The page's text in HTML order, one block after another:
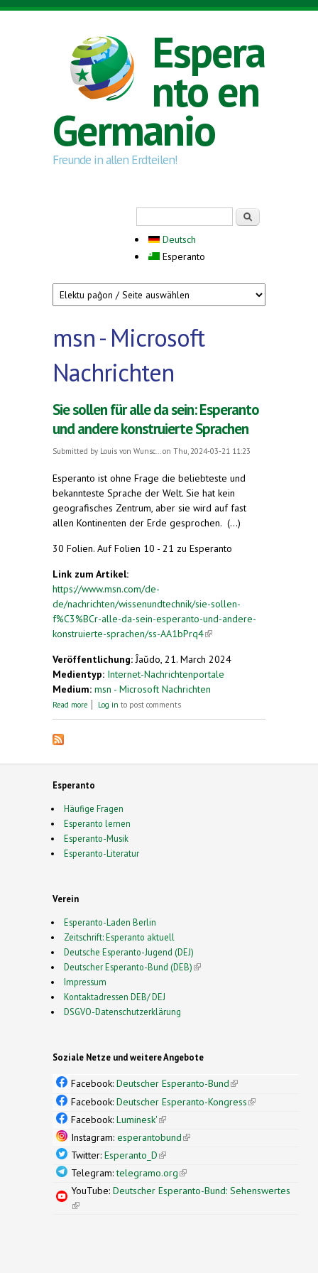
Skip to main content
Espera
nto en
Germanio
Freunde in allen Erdteilen!
Deutsch
Esperanto
msn - Microsoft
Nachrichten
Sie sollen für alle da sein: Esperanto
und andere konstruierte Sprachen
Submitted by Louis von Wunsc... on Thu, 2024-03-21 11:23
Esperanto ist ohne Frage die beliebteste und
bekannteste Sprache der Welt. Sie hat kein
geografisches Zentrum, aber sie wird auf fast
allen Kontinenten der Erde gesprochen. (...)
30 Folien. Auf Folien 10 - 21 zu Esperanto
Link zum Artikel:
https://www.msn.com/de-
de/nachrichten/wissenundtechnik/sie-sollen-
f%C3%BCr-alle-da-sein-esperanto-und-andere-
konstruierte-sprachen/ss-AA1bPrq4(link is
Veröffentlichung: Ĵaŭdo, 21. March 2024
Medientyp: Internet-Nachrichtenportale
Medium: msn - Microsoft Nachrichten
Read more about Sie sollen für alle da sein: Esperanto und
Log in to post comments
Esperanto
Häufige Fragen
Esperanto lernen
Esperanto-Musik
Esperanto-Literatur
Verein
Esperanto-Laden Berlin
Zeitschrift: Esperanto aktuell
Deutsche Esperanto-Jugend (DEJ)
Deutscher Esperanto-Bund (DEB)(link is external)
Impressum
Kontaktadressen DEB/ DEJ
DSGVO-Datenschutzerklärung
Soziale Netze und weitere Angebote
Facebook: Deutscher Esperanto-Bund(link is
external)
Facebook: Deutscher Esperanto-Kongress(link is
Facebook: Luminesk'(link is external)
Instagram: esperantobund(link is external)
Twitter: Esperanto_D(link is external)
Telegram:telegramo.org(link is external)
YouTube: Deutscher Esperanto-Bund: Sehenswertes
(link is external)